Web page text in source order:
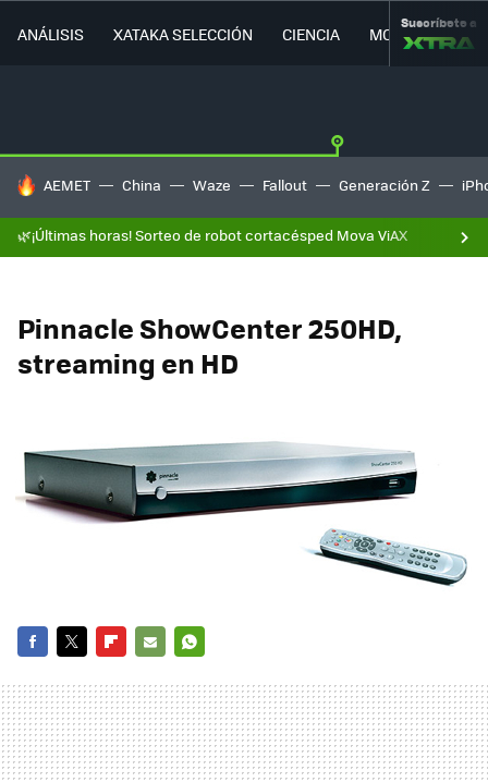
ANÁLISIS XATAKA SELECCIÓN CIENCIA MOVILIDAD
Suscríbete a
HOY SE HABLA DE
AEMET China Waze Fallout Generación Z
🌿¡Últimas horas! Sorteo de robot cortacésped Mova ViAX
Pinnacle ShowCenter 250HD,
streaming en HD
MAIL